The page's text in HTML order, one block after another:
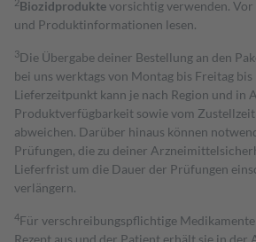
2Biozidproduktevorsichtig verwenden.
und Produktinformationen lesen.
3Die Übergabe deiner Bestellung an den
bei uns werktags von Montag bis Freitag
Lieferzeitpunkt kann je nach Region und in
Produktverfügbarkeit sowie vom
abweichen. Darüber hinaus können
Prüfungen, die zu deiner
Lieferfrist um die Dauer der Prüfungen
verlängern.
4Für verschreibungspflichtige
Rezept aus und der Patient erhält sie in der